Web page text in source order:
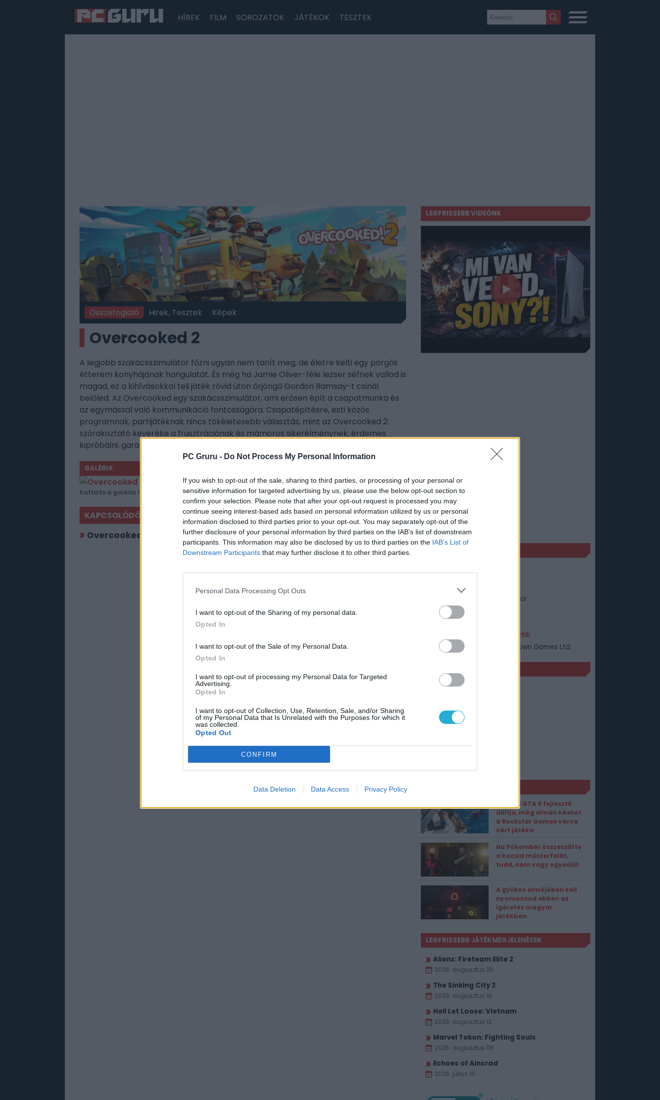
PC Gruru - Do Not Process My Personal Information
If you wish to opt-out of the sale, sharing to third parties, or processing of your personal or
sensitive information for targeted advertising by us, please use the below opt-out section to
confirm your selection. Please note that after your opt-out request is processed you may
continue seeing interest-based ads based on personal information utilized by us or personal
information disclosed to third parties prior to your opt-out. You may separately opt-out of the
further disclosure of your personal information by third parties on the IAB’s list of downstream
participants. This information may also be disclosed by us to third parties on the IAB’s List of
Downstream Participants that may further disclose it to other third parties.
Personal Data Processing Opt Outs
I want to opt-out of the Sharing of my personal data.
Opted In
I want to opt-out of the Sale of my Personal Data.
Opted In
I want to opt-out of processing my Personal Data for Targeted
Advertising.
Opted In
I want to opt-out of Collection, Use, Retention, Sale, and/or Sharing
of my Personal Data that Is Unrelated with the Purposes for which it
was collected.
Opted Out
CONFIRM
Data Deletion Data Access Privacy Policy
HÍREK FILM SOROZATOK JÁTÉKOK TESZTEK
Összefoglaló Hirek, Tesztek Képek
Overcooked 2
A legjobb szakácsszimulátor főzni ugyan nem tanít meg, de életre kelti egy pörgős
étterem konyhájának hangulatát. És még ha Jamie Oliver-féle lezser séfnek vallod is
magad, ez a kihívásokkal teli játék rövid úton őrjöngő Gordon Ramsay-t csinál
belőled. Az Overcooked egy szakácsszimulátor, ami erősen épít a csapatmunka és
az egymással való kommunikáció fontosságára. Csapatépítésre, esti közös
programnak, partijátéknak nincs tökéletesebb választás, mint az Overcooked 2:
szórakoztató keveréke a frusztrációnak és mámoros sikerélménynek, érdemes
kipróbálni, garantáltan nem okoz csalódást.
GALÉRIA
Kattints a galéria megtekintéséhez!
KAPCSOLÓDÓ JÁTÉKOK
Overcooked
LEGFRISSEBB VIDEÓNK
Overcooked 2
Szimulátor
Fejlesztő:
Ghost Town Games Ltd.
PS4
2018. augusztus 07.
Egykori GTA 6 fejlesztő
állítja, még simán késhet
a Rockstar Games várva
várt játéka
Ha Pókember összeszőtte
a kocsid műszerfalát,
tudd, nem vagy egyedül!
A gyilkos elméjében kell
nyomoznod ebben az
ígéretes magyar
játékban
LEGFRISSEBB JÁTÉKMEGJELENÉSEK
Aliens: Fireteam Elite 2
2026. augusztus 25.
The Sinking City 2
2026. augusztus 18.
Hell Let Loose: Vietnam
2026. augusztus 13.
Marvel Tokon: Fighting Souls
2026. augusztus 06.
Echoes of Aincrad
2026. július 10.